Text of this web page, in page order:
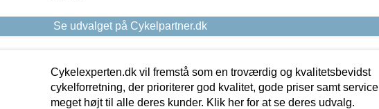
Se udvalget på Cykelpartner.dk
Cykelexperten.dk vil fremstå som en troværdig og kvalitetsbevidst
cykelforretning, der prioriterer god kvalitet, gode priser samt service
meget højt til alle deres kunder. Klik her for at se deres udvalg.